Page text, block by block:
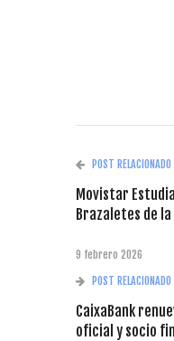
POST RELACIONADO
Movistar
Brazaletes de
9 febrero 2026
POST RELACIONADO
CaixaBank
oficial y socio